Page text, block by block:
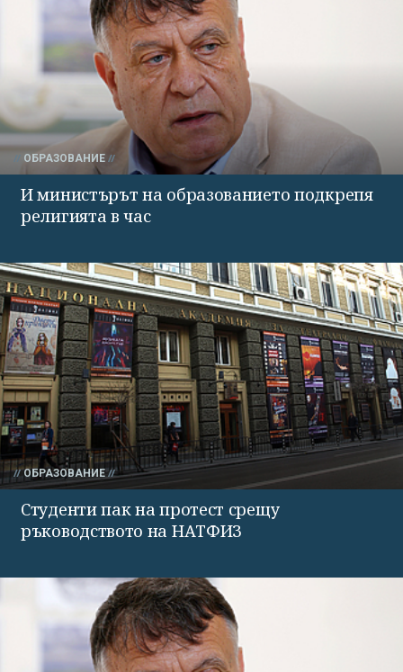
ОБРАЗОВАНИЕ
И министърът на образованието подкрепя
религията в час
ОБРАЗОВАНИЕ
Студенти пак на протест срещу
ръководството на НАТФИЗ